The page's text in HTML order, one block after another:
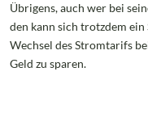
Übrigens, auch wer bei
den kann sich trotzdem
Wechsel des Stromtarifs
Geld zu sparen.